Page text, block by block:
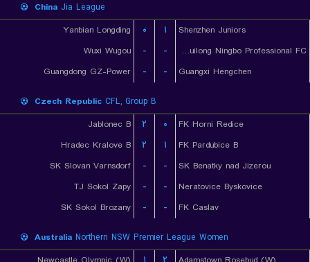
China Jia League
Yanbian Longding
۰ ۱
Shenzhen Juniors
Wuxi Wugou
- -
Shanghai Jiading Huilong Ningbo Professional FC
Guangdong GZ-Power
- - Guangxi Hengchen
Czech Republic CFL, Group B
Jablonec B
۲ ۰
FK Horni Redice
Hradec Kralove B
۲ ۱
FK Pardubice B
SK Slovan Varnsdorf
- -
SK Benatky nad Jizerou
TJ Sokol Zapy
- -
Neratovice Byskovice
SK Sokol Brozany
- - FK Caslav
Australia Northern NSW Premier League Women